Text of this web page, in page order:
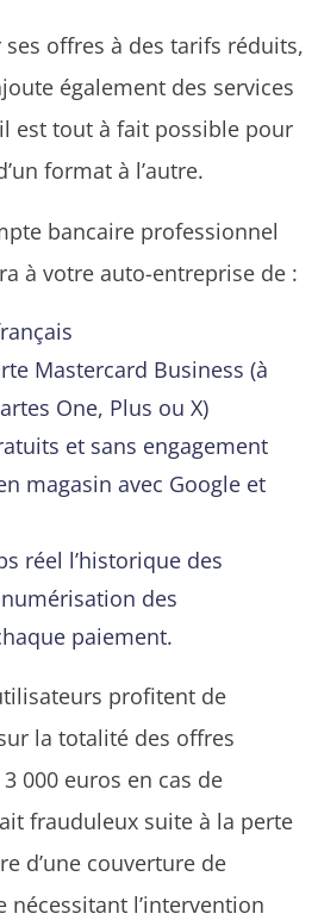
offres à des tarifs réduits,
également des services
est tout à fait possible pour
format à l’autre.
bancaire professionnel
à votre auto-entreprise de :
Mastercard Business (à
One, Plus ou X)
et sans engagement
magasin avec Google et
réel l’historique des
des
paiement.
profitent de
la totalité des offres
000 euros en cas de
frauduleux suite à la perte
d’une couverture de
nécessitant l’intervention